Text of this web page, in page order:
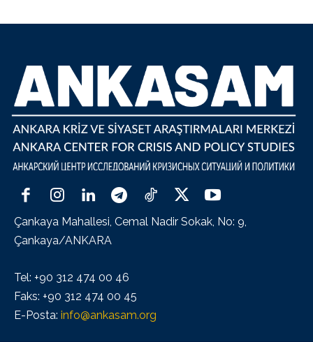
Çankaya Mahallesi, Cemal Nadir Sokak, No: 9,
Çankaya/ANKARA
Tel: +90 312 474 00 46
Faks: +90 312 474 00 45
E-Posta: info@ankasam.org